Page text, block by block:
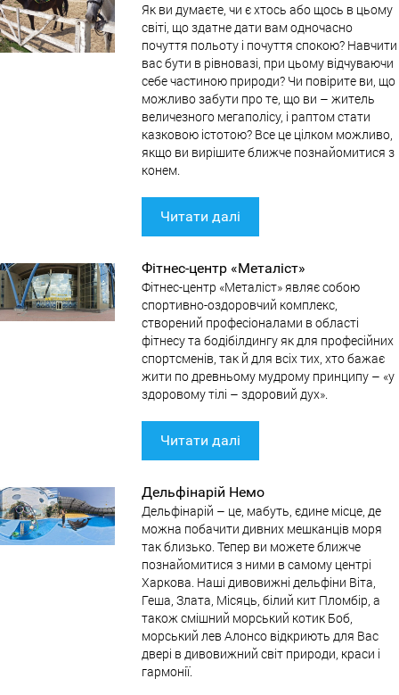
Як ви думаєте, чи є хтось або щось в цьому
світі, що здатне дати вам одночасно
почуття польоту і почуття спокою? Навчити
вас бути в рівновазі, при цьому відчуваючи
себе частиною природи? Чи повірите ви, що
можливо забути про те, що ви – житель
величезного мегаполісу, і раптом стати
казковою істотою? Все це цілком можливо,
якщо ви вирішите ближче познайомитися з
конем.
Читати далі
Фітнес-центр «Металіст»
Фітнес-центр «Металіст» являє собою
спортивно-оздоровчий комплекс,
створений професіоналами в області
фітнесу та бодібілдингу як для професійних
спортсменів, так й для всіх тих, хто бажає
жити по древньому мудрому принципу – «у
здоровому тілі – здоровий дух».
Читати далі
Дельфінарій Немо
Дельфінарій – це, мабуть, єдине місце, де
можна побачити дивних мешканців моря
так близько. Тепер ви можете ближче
познайомитися з ними в самому центрі
Харкова. Наші дивовижні дельфіни Віта,
Геша, Злата, Місяць, білий кит Пломбір, а
також смішний морський котик Боб,
морський лев Алонсо відкриють для Вас
двері в дивовижний світ природи, краси і
гармонії.